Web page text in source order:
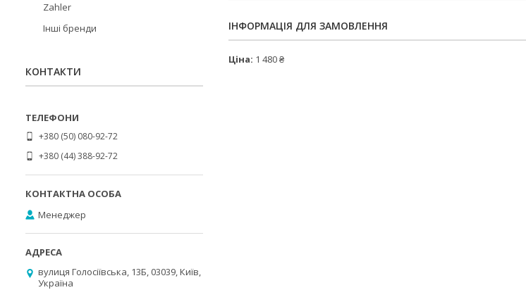
ІНФОРМАЦІЯ ДЛЯ ЗАМОВЛЕННЯ
Ціна: 1 480 ₴
Zahler
Інші бренди
КОНТАКТИ
+380 (50) 080-92-72
+380 (44) 388-92-72
Менеджер
вулиця Голосіївська, 13Б, 03039, Київ,
Україна